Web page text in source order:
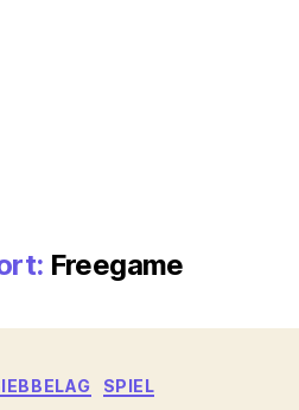
Freegame
Kategorien
SPIEL